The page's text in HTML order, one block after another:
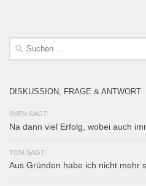
Suchen
DISKUSSION, FRAGE & ANTWORT
SVEN SAGT:
Na dann viel Erfolg, wobei auch
TOM SAGT:
Aus Gründen habe ich nicht mehr